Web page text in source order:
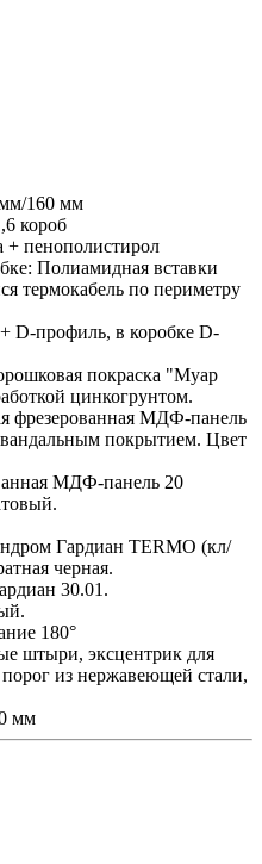
160 мм
короб
+ пенополистирол
Полиамидная вставки
термокабель по периметру
D-профиль, в коробке D-
покраска "Муар
цинкогрунтом.
фрезерованная МДФ-панель
покрытием. Цвет
МДФ-панель 20
Гардиан TERMO (кл/
черная.
30.01.
180°
штыри, эксцентрик для
из нержавеющей стали,
мм